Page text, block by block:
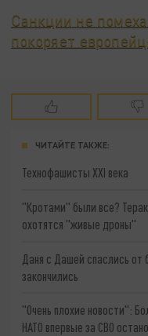
Санкции не
покоряет
ЧИТАЙТЕ ТАКЖЕ:
Технофашисты XXI века
"Кротами" были все?
охотятся "живые дроны"
Даня с Дашей спаслись
закончились
"Очень плохие новости":
НАТО впервые за СВО